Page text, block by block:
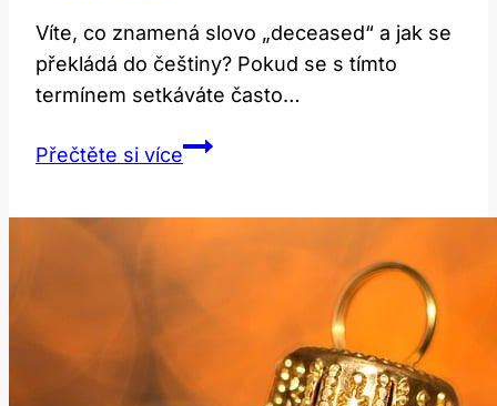
Víte, co znamená slovo „deceased“ a jak se
překládá do češtiny? Pokud se s tímto
termínem setkáváte často…
Přečtěte si víceCo
Českém